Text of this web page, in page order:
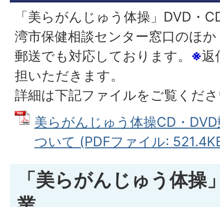
「美らがんじゅう体操」DVD・
湾市保健相談センター窓口のほか
郵送でも対応しております。 ※返
担いただきます。
詳細は下記ファイルをご覧くだ
美らがんじゅう体操CD・
ついて (PDFファイル:
「美らがんじゅう体操